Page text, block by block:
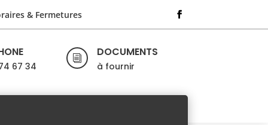
& Fermetures
67 34
i DOCUMENTS
à fournir
0
Follows